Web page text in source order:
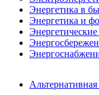
Энергетика в
Энергетика и
Альтернативная